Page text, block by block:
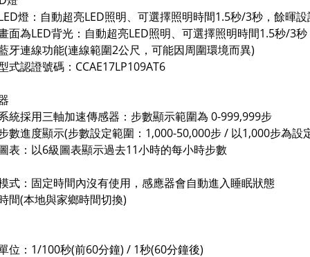
燈：自動超亮LED照明、可選擇照明時間1.5秒/3秒，餘暉設
為LED背光：自動超亮LED照明、可選擇照明時間1.5秒/3秒
牙連線功能(連線範圍2公尺，可能因周圍環境而異)
式認證號碼：CCAE17LP109AT6
採用三軸加速傳感器：步數顯示範圍為 0-999,999步
進度顯示(步數設定範圍：1,000-50,000步 / 以1,000步為設
：以6級圖表顯示過去11小時的每小時步數
式：固定時間內沒有使用，感應器會自動進入睡眠狀態
間(本地與家鄉時間切換)
：1/100秒(前60分鐘) / 1秒(60分鐘後)